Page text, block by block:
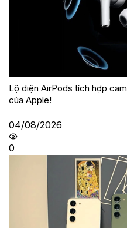
Lộ diện AirPods tích hợp
của Apple!
04/08/2026
0